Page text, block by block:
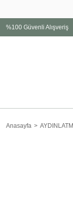
%100 Güvenli Alışveriş
Anasayfa